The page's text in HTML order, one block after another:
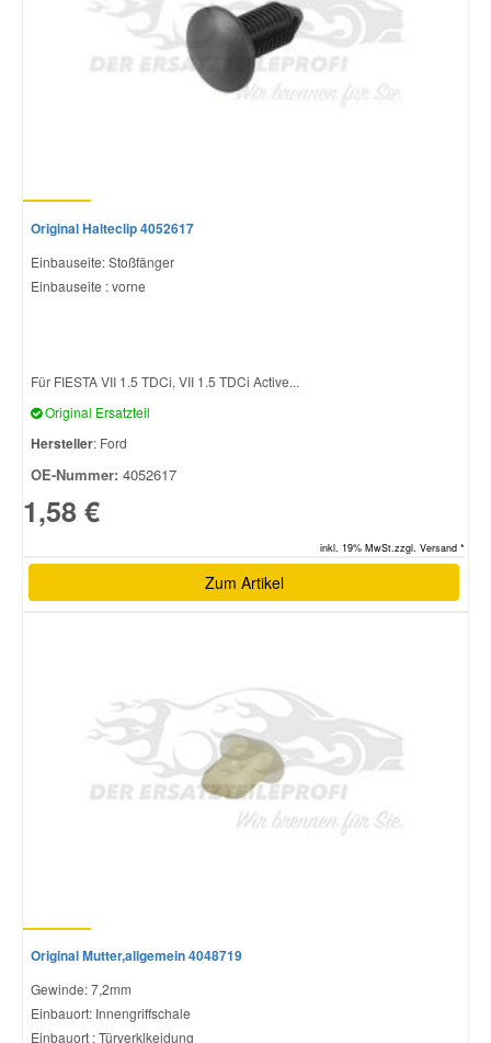
Original Halteclip 4052617
Einbauseite: Stoßfänger
Einbauseite : vorne
Für FIESTA VII 1.5 TDCi, VII 1.5 TDCi Active...
Original Ersatzteil
Hersteller: Ford
OE-Nummer: 4052617
1,58 €
inkl. 19% MwSt.zzgl. Versand *
Zum Artikel
Original Mutter,allgemein 4048719
Gewinde: 7,2mm
Einbauort: Innengriffschale
Einbauort : Türverklkeidung